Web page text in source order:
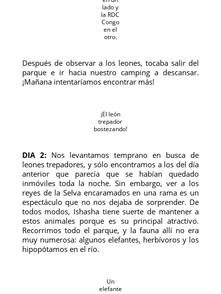
lado y
la RDC
Congo
en el
otro.
Después de observar a los leones, tocaba salir del
parque e ir hacia nuestro camping a descansar.
¡Mañana intentaríamos encontrar más!
¡El león
trepador
bostezando!
DIA 2:Nos levantamos temprano en busca de
leones trepadores, y sólo encontramos a los del día
anterior que parecía que se habían quedado
inmóviles toda la noche. Sin embargo, ver a los
reyes de la Selva encaramados en una rama es un
espectáculo que no nos dejaba de sorprender. De
todos modos, Ishasha tiene suerte de mantener a
estos animales porque es su principal atractivo.
Recorrimos todo el parque, y la fauna allí no era
muy numerosa: algunos elefantes, herbívoros y los
hipopótamos en el río.
Un
elefante